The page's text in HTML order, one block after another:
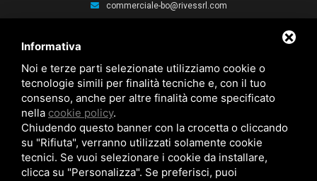
commerciale-bo@rivessrl.com
commerciale-pn@rivessrl.com
ULTIME NEWS
Nuova BP smart installata: Nuova BP smart installata
Nuova bussola Agathon: Nuova bussola Agathon per stampaggio
plastica
Brochure saldatura: Brochure saldatura Lase one WS fili per saldatura
Informativa
Noi e terze parti selezionate utilizziamo cookie o
tecnologie simili per finalità tecniche e, con il tuo
consenso, anche per altre finalità come specificato
nella cookie policy.
Chiudendo questo banner con la crocetta o cliccando
su "Rifiuta", verranno utilizzati solamente cookie
tecnici. Se vuoi selezionare i cookie da installare,
clicca su "Personalizza". Se preferisci, puoi